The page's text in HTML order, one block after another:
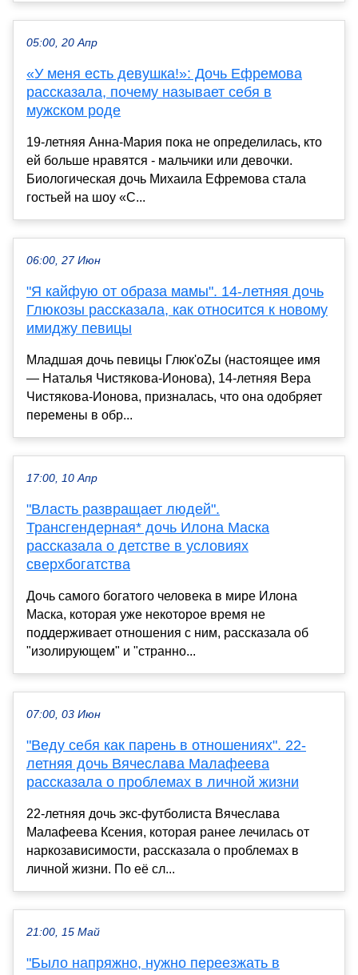
05:00, 20 Апр
«У меня есть девушка!»: Дочь Ефремова
рассказала, почему называет себя в
мужском роде
19-летняя Анна-Мария пока не определилась, кто
ей больше нравятся - мальчики или девочки.
Биологическая дочь Михаила Ефремова стала
гостьей на шоу «С...
06:00, 27 Июн
"Я кайфую от образа мамы". 14-летняя дочь
Глюкозы рассказала, как относится к новому
имиджу певицы
Младшая дочь певицы Глюк'оZы (настоящее имя
— Наталья Чистякова-Ионова), 14-летняя Вера
Чистякова-Ионова, призналась, что она одобряет
перемены в обр...
17:00, 10 Апр
"Власть развращает людей".
Трансгендерная* дочь Илона Маска
рассказала о детстве в условиях
сверхбогатства
Дочь самого богатого человека в мире Илона
Маска, которая уже некоторое время не
поддерживает отношения с ним, рассказала об
"изолирующем" и "странно...
07:00, 03 Июн
"Веду себя как парень в отношениях". 22-
летняя дочь Вячеслава Малафеева
рассказала о проблемах в личной жизни
22-летняя дочь экс-футболиста Вячеслава
Малафеева Ксения, которая ранее лечилась от
наркозависимости, рассказала о проблемах в
личной жизни. По её сл...
21:00, 15 Май
"Было напряжно, нужно переезжать в